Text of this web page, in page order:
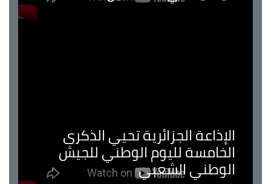
الإذاعة الجزائرية تحيي الذكرى
الخامسة لليوم الوطني للجيش
الوطني الشعبي